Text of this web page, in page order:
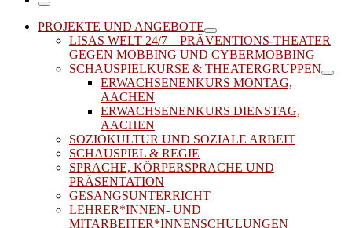
Menü
PROJEKTE UND ANGEBOTE
LISAS WELT 24/7 – PRÄVENTIONS-THEATER
GEGEN MOBBING UND CYBERMOBBING
SCHAUSPIELKURSE & THEATERGRUPPEN
ERWACHSENENKURS MONTAG,
AACHEN
ERWACHSENENKURS DIENSTAG,
AACHEN
SOZIOKULTUR UND SOZIALE ARBEIT
SCHAUSPIEL & REGIE
SPRACHE, KÖRPERSPRACHE UND
PRÄSENTATION
GESANGSUNTERRICHT
LEHRER*INNEN- UND
MITARBEITER*INNENSCHULUNGEN